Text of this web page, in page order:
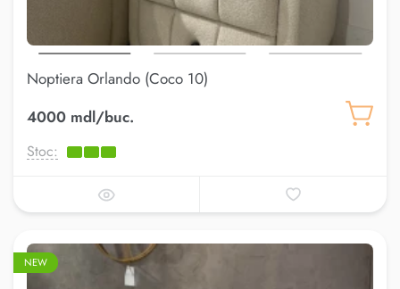
Noptiera Orlando (Coco 10)
4000 mdl/buc.
Stoc:
NEW